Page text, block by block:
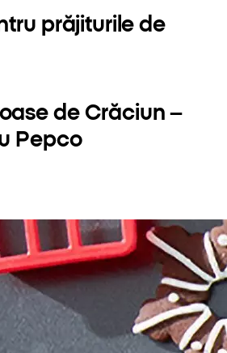
prăjiturile de
de Crăciun –
Pepco